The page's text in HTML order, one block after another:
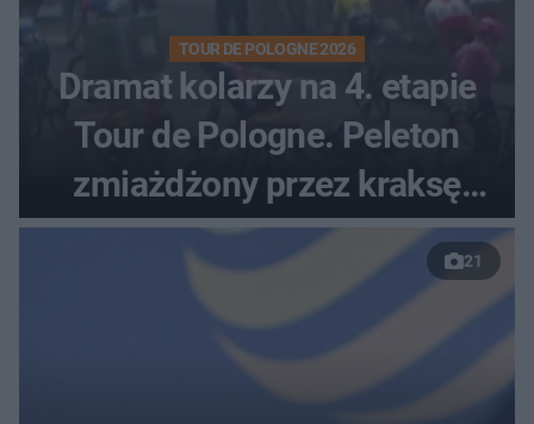
TOUR DE POLOGNE 2026
Dramat kolarzy na 4. etapie
Tour de Pologne. Peleton
zmiażdżony przez kraksę
przed Karpaczem
21